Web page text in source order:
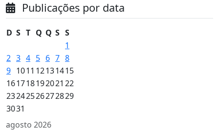
Publicações por data
agosto 2026
D S T Q Q S S
1
2 3 4 5 6 7 8
9 1011 12131415
161718192021 22
23242526272829
3031